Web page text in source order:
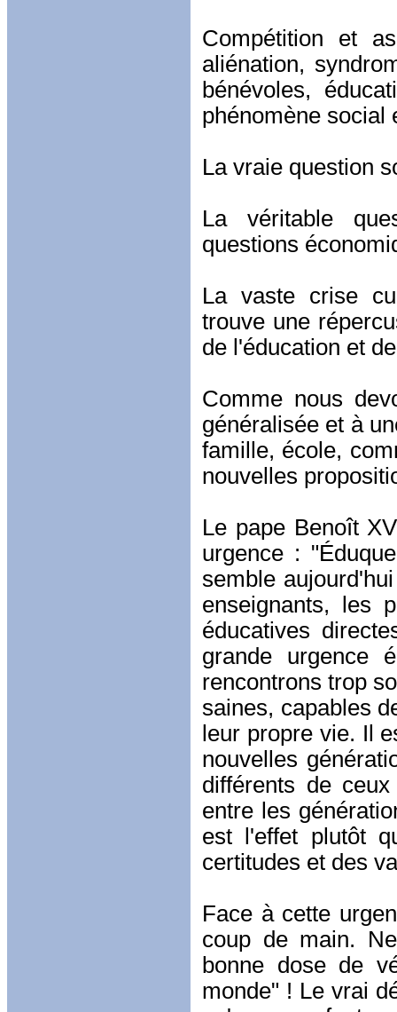
Compétition et
aliénation,
bénévoles,
phénomène social
La vraie question
La véritable
questions
La vaste crise
trouve une
de l'éducation et
Comme nous
généralisée et à
famille, école,
nouvelles
Le pape Benoît
urgence :
semble
enseignants, les
éducatives
grande urgence
rencontrons trop
saines, capables
leur propre vie. Il
nouvelles
différents de
entre les
est l'effet plutôt
certitudes et des
Face à cette
coup de main.
bonne dose de
monde" ! Le vrai